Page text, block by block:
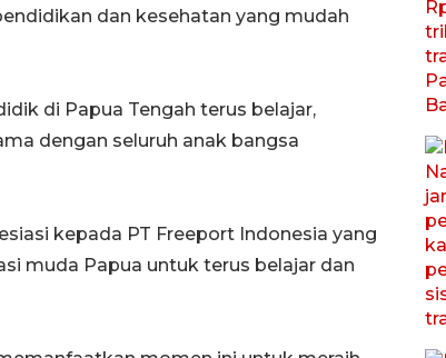
dan kesehatan yang mudah
di Papua Tengah terus belajar,
dengan seluruh anak bangsa
kepada PT Freeport Indonesia yang
muda Papua untuk terus belajar dan